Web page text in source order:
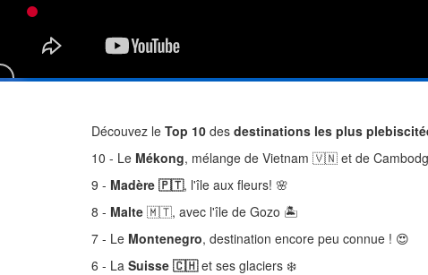
Découvez le Top 10 des destinations les plus
10 - Le Mékong, mélange de Vietnam 🇻🇳 et de
9 - Madère 🇵🇹, l'île aux fleurs! 🌸
8 - Malte 🇲🇹, avec l'île de Gozo 🏝️
7 - Le Montenegro, destination encore peu connue ! 😍
6 - La Suisse 🇨🇭et ses glaciers ❄️